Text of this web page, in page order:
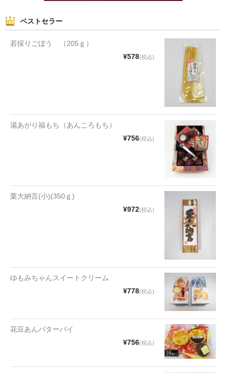
その他
文具・雑貨
ベストセラー
若採りごぼう （205ｇ）
¥578(税込)
湯あがり福もち（あんころもち）
¥756(税込)
栗大納言(小)(350ｇ)
¥972(税込)
ゆもみちゃんスイートクリーム
¥778(税込)
花豆あんバターパイ
¥756(税込)